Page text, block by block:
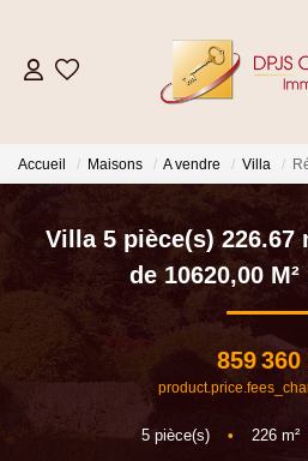
GESTION
Accueil Maisons A vendre Villa
Villa 5 pièce(s) 226.67
de 10620,00 M²
859 360
5pièce(s) • 226m²